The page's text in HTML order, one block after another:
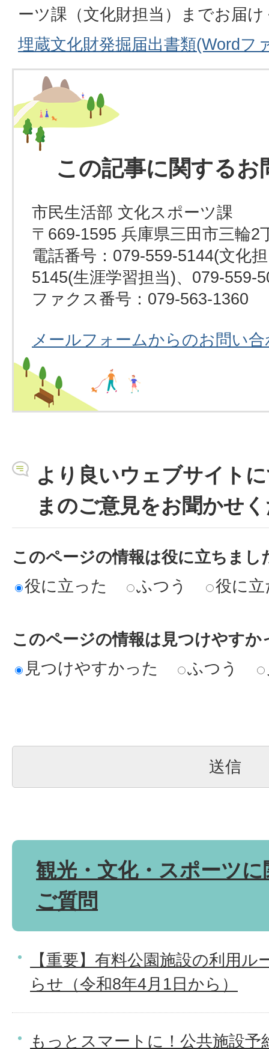
ーツ課（文化財担当）までお届
埋蔵文化財発掘届出書類(Wordフ
この記事に関するお
市民生活部 文化スポーツ課
〒669-1595 兵庫県三田市三輪2
電話番号：079-559-5144(文化
5145(生涯学習担当)、079-559-
ファクス番号：079-563-1360
メールフォームからのお問い
より良いウェブサイト
まのご意見をお聞かせ
このページの情報は役に立ちまし
役に立った
ふつう 役に
このページの情報は見つけやすか
見つけやすかった
ふつう
観光・文化・スポーツ
ご質問
【重要】有料公園施設の利用
らせ（令和8年4月1日から）
もっとスマートに！公共施設予